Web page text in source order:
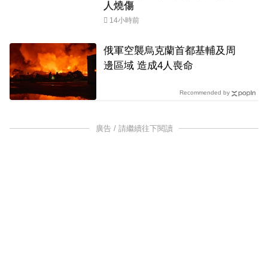
人燒傷
14小時前
俄軍空襲烏克蘭首都基輔及周
邊區域 造成4人喪命
Recommended by
廣告 / 請繼續往下閱讀